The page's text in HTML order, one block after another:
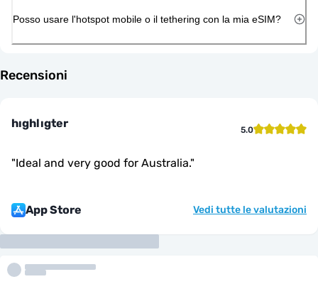
Posso usare l'hotspot mobile o il tethering con la mia eSIM?
Recensioni
hıghlıgter 5.0
"Ideal and very good for Australia."
App Store Vedi tutte le valutazioni